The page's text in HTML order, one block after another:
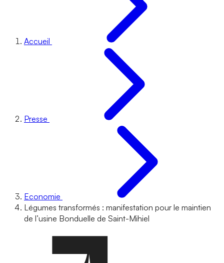
Accueil
Presse
Economie
Légumes transformés : manifestation pour le maintien
de l’usine Bonduelle de Saint-Mihiel